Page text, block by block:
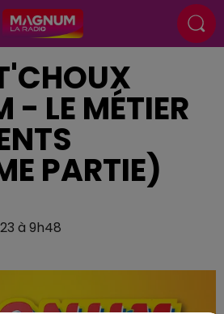
- LE MÉTIER
PARTIE)
à 9h48